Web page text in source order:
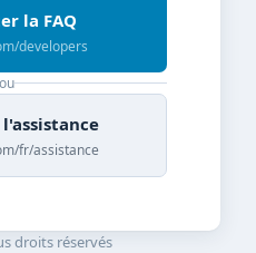
la FAQ
developers
fr/assistance
droits réservés